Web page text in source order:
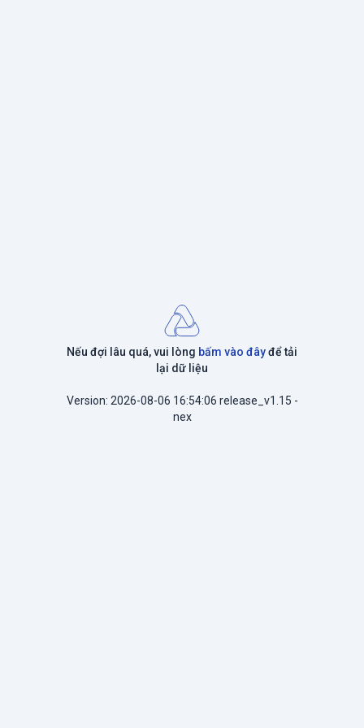
Nếu đợi lâu quá, vui lòng bấm vào đâyđể tải
lại dữ liệu
Version: 2026-08-06 16:54:06 release_v1.15 -
nex